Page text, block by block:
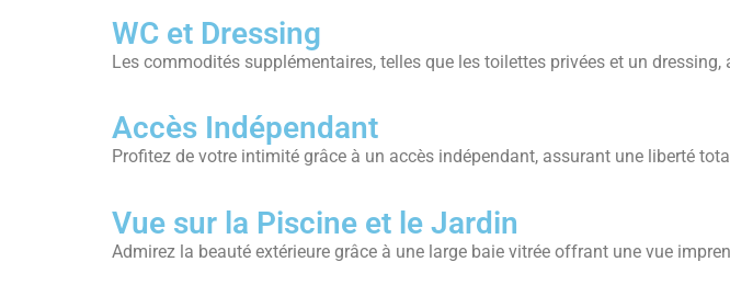
WC et Dressing
Les commodités supplémentaires, telles que les toilettes privées et un
Accès Indépendant
Profitez de votre intimité grâce à un accès indépendant, assurant une liberté
Vue sur la Piscine et le Jardin
Admirez la beauté extérieure grâce à une large baie vitrée offrant une vue